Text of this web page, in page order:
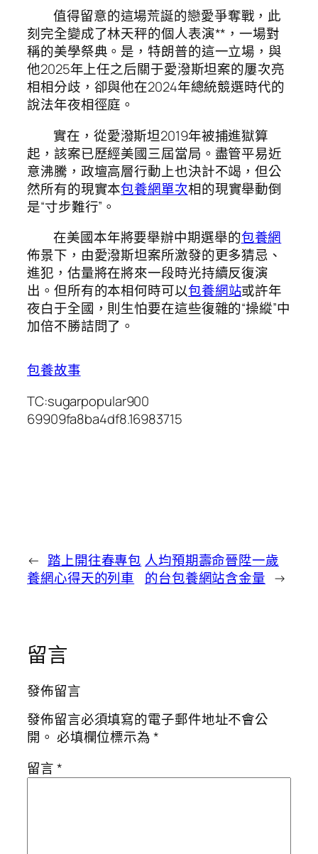
值得留意的這場荒誕的戀愛爭奪戰，此
刻完全變成了林天秤的個人表演**，一場對
稱的美學祭典。是，特朗普的這一立場，與
他2025年上任之后關于愛潑斯坦案的屢次亮
相相分歧，卻與他在2024年總統競選時代的
說法年夜相徑庭。
實在，從愛潑斯坦2019年被捕進獄算
起，該案已歷經美國三屆當局。盡管平易近
意沸騰，政壇高層行動上也決計不竭，但公
然所有的現實本包養網單次相的現實舉動倒
是“寸步難行”。
在美國本年將要舉辦中期選舉的包養網
佈景下，由愛潑斯坦案所激發的更多猜忌、
進犯，估量將在將來一段時光持續反復演
出。但所有的本相何時可以包養網站或許年
夜白于全國，則生怕要在這些復雜的“操縱”中
加倍不勝詰問了。
包養故事
TC:sugarpopular900
69909fa8ba4df8.16983715
← 踏上開往春專包
養網心得天的列車
人均預期壽命晉陞一歲
的台包養網站含金量 →
留言
發佈留言
發佈留言必須填寫的電子郵件地址不會公
開。 必填欄位標示為*
留言*